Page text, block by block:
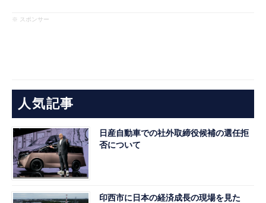
※ スポンサー
人気記事
日産自動車での社外取締役候補の選任拒
否について
印西市に日本の経済成長の現場を見た